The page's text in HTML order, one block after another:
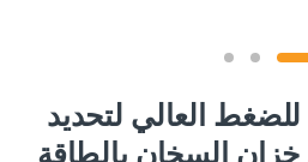
العالي لتحديد
السخان بالطاقة